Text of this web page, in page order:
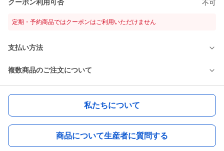
クーポン利用可否 不可
定期・予約商品ではクーポンはご利用いただけません
支払い方法
複数商品のご注文について
私たちについて
商品について生産者に質問する